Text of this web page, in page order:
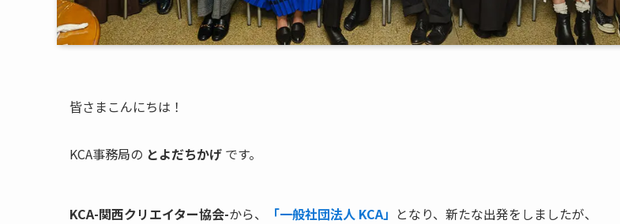
皆さまこんにちは！
KCA事務局の とよだちかげ です。
KCA-関西クリエイター協会-から、 「一般社団法人 KCA」 となり、新たな出発をしましたが、